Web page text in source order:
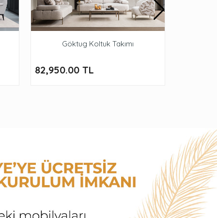
Göktug Koltuk Takımı
82,950.00 TL